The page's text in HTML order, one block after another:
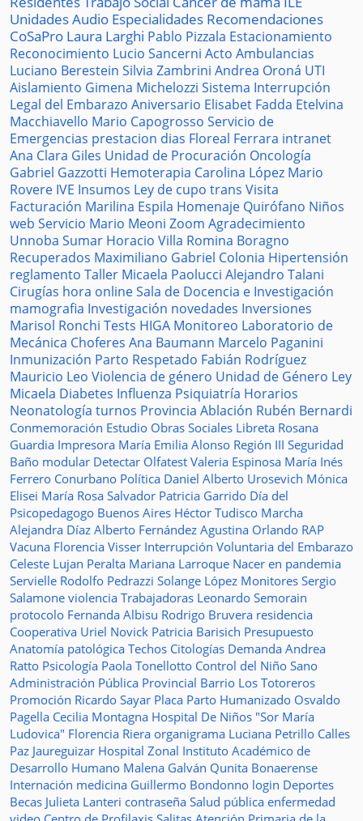
UnidadesAudio Especialidades Recomendaciones
CoSaPro Laura Larghi Pablo Pizzala Estacionamiento
Reconocimiento Lucio Sancerni Acto Ambulancias
Luciano Berestein Silvia Zambrini Andrea Oroná UTI
Aislamiento Gimena Michelozzi Sistema Interrupción
Legal del Embarazo Aniversario Elisabet Fadda Etelvina
Macchiavello Mario Capogrosso Servicio de
Emergencias prestacion dias Floreal Ferrara intranet
Ana Clara Giles Unidad de Procuración Oncología
Gabriel Gazzotti Hemoterapia Carolina López Mario
Rovere IVE Insumos Ley de cupo trans Visita
Facturación Marilina Espila Homenaje Quirófano Niños
web Servicio Mario Meoni Zoom Agradecimiento
Unnoba Sumar Horacio Villa Romina Boragno
Recuperados Maximiliano Gabriel Colonia Hipertensión
reglamento Taller Micaela Paolucci Alejandro Talani
Cirugías hora onlineSala de Docencia e Investigación
mamografia Investigación novedades Inversiones
Marisol Ronchi Tests HIGA Monitoreo Laboratorio de
Mecánica Choferes Ana Baumann Marcelo Paganini
Inmunización Parto Respetado Fabián Rodríguez
Mauricio Leo Violencia de género Unidad de Género Ley
Micaela Diabetes Influenza Psiquiatría Horarios
Neonatología turnos Provincia Ablación Rubén Bernardi
Conmemoración Estudio Obras Sociales Libreta Rosana
Guardia Impresora María Emilia Alonso Región III Seguridad
Baño modular Detectar Olfatest Valeria Espinosa María Inés
Ferrero Conurbano Política Daniel Alberto Urosevich Mónica
Elisei María Rosa Salvador Patricia Garrido Día del
Psicopedagogo Buenos Aires Héctor Tudisco Marcha
Alejandra Díaz Alberto Fernández Agustina Orlando RAP
Vacuna Florencia Visser Interrupción Voluntaria del Embarazo
Celeste Lujan Peralta Mariana Larroque Nacer en pandemia
Servielle Rodolfo Pedrazzi Solange López Monitores Sergio
Salamone violencia Trabajadoras Leonardo Semorain
protocolo Fernanda Albisu Rodrigo Bruvera residencia
Cooperativa Uriel Novick Patricia Barisich Presupuesto
Anatomía patológica Techos Citologías Demanda Andrea
Ratto Psicología Paola Tonellotto Control del Niño Sano
Administración Pública Provincial Barrio Los Totoreros
Promoción Ricardo Sayar Placa Parto Humanizado Osvaldo
Pagella Cecilia Montagna Hospital De Niños "Sor María
Ludovica" Florencia Riera organigrama Luciana Petrillo Calles
Paz Jaureguizar Hospital Zonal Instituto Académico de
Desarrollo Humano Malena Galván Qunita Bonaerense
Internación medicina Guillermo Bondonno login Deportes
Becas Julieta Lanteri contraseña Salud pública enfermedad